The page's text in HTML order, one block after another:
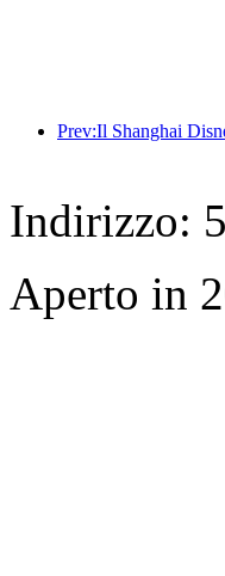
Indirizzo:
Aperto in